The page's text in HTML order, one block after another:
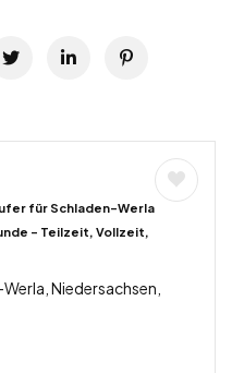
für Schladen-Werla
– Teilzeit, Vollzeit,
Niedersachsen,